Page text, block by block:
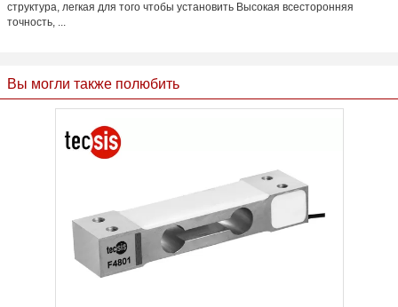
структура, легкая для того чтобы установить Высокая всесторонняя
точность, ...
Вы могли также полюбить